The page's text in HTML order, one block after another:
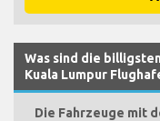
Was sind die
Kuala Lumpur
Die Fahrzeuge mit